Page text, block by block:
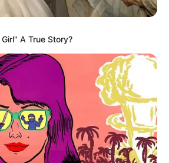
A True Story?